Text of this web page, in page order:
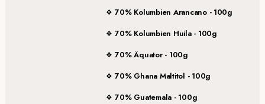
70% Kolumbien Arancano - 100g
70% Kolumbien Huila - 100g
70% Äquator - 100g
70% Ghana Maltitol - 100g
70% Guatemala - 100g